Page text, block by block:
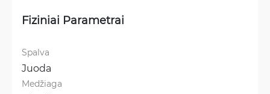
Fiziniai Parametrai
Spalva
Juoda
Medžiaga